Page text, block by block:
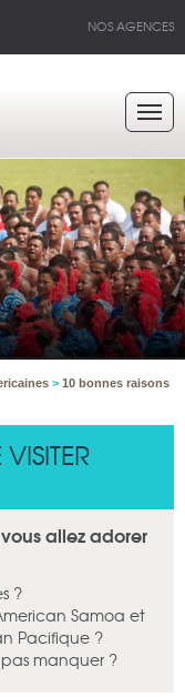
NOS AGENCES
> 10 bonnes raisons
allez adorer
?
Samoa et
Pacifique ?
pas manquer ?